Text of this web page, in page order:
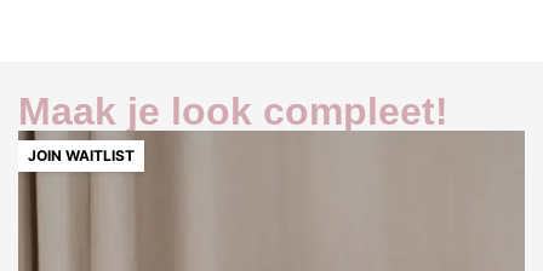
Maak je look compleet!